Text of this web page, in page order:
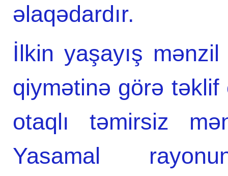
əlaqədardır.
İlkin yaşayış
qiymətinə görə təklif
otaqlı təmirsiz
Yasamal